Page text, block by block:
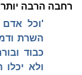
רחבה הרבה
'וכל
השרת
כבוד
ולא